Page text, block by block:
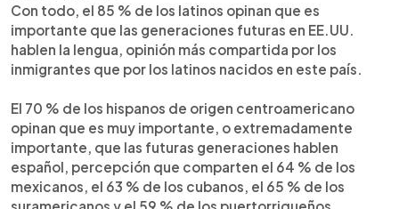
Con todo, el 85 % de los latinos opinan que es
importante que las generaciones futuras en EE.UU.
hablen la lengua, opinión más compartida por los
inmigrantes que por los latinos nacidos en este país.
El 70 % de los hispanos de origen centroamericano
opinan que es muy importante, o extremadamente
importante, que las futuras generaciones hablen
español, percepción que comparten el 64 % de los
mexicanos, el 63 % de los cubanos, el 65 % de los
suramericanos y el 59 % de los puertorriqueños.